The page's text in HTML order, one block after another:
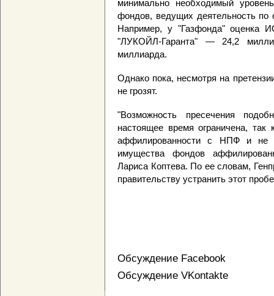
минимально необходимый
фондов, ведущих деятельность по
Например, у "Газфонда" оценка
"ЛУКОЙЛ-Гаранта" — 24,2
миллиарда.
Однако пока, несмотря на
не грозят.
"Возможность пресечения
настоящее время ограничена, так
аффилированности с НПФ и не
имущества фондов
Лариса Коптева. По ее словам,
правительству устранить этот
Обсуждение Facebook
Обсуждение VKontakte